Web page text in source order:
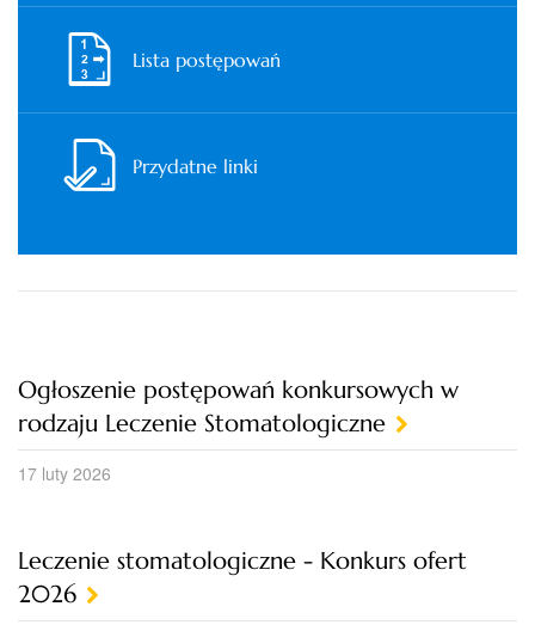
Lista postępowań
Przydatne linki
Ogłoszenie postępowań konkursowych w
rodzaju Leczenie Stomatologiczne
17 luty 2026
Leczenie stomatologiczne - Konkurs ofert
2026